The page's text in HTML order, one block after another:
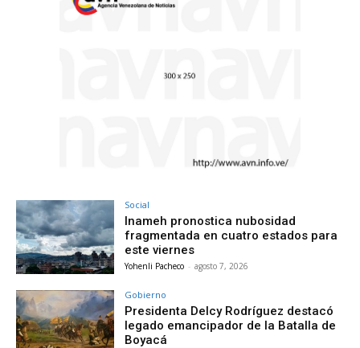
Social
Inameh pronostica nubosidad
fragmentada en cuatro estados para
este viernes
Yohenli Pacheco - agosto 7, 2026
Gobierno
Presidenta Delcy Rodríguez destacó
legado emancipador de la Batalla de
Boyacá